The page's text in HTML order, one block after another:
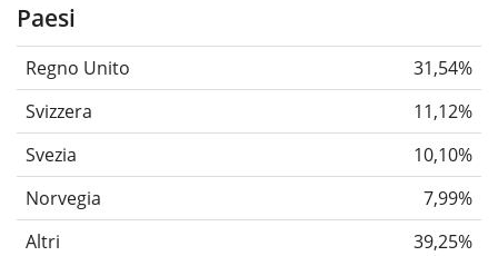
Paesi
Regno Unito
31,54%
Svizzera
11,12%
Svezia
10,10%
Norvegia
7,99%
Altri
39,25%